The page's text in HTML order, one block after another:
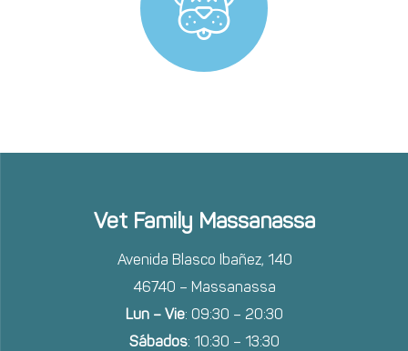
Vet Family Massanassa
Avenida Blasco Ibañez, 140
46740 – Massanassa
Lun – Vie: 09:30 – 20:30
Sábados: 10:30 – 13:30